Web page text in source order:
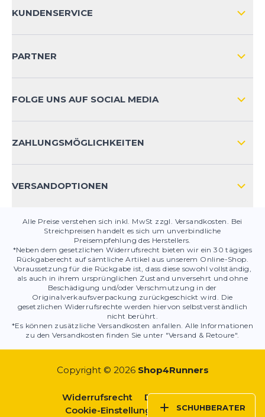
KUNDENSERVICE
KONTAKT
PRODUKTSICHERHEIT
PARTNER
FOLGE UNS AUF SOCIAL MEDIA
ZAHLUNGSMÖGLICHKEITEN
VERSANDOPTIONEN
Alle Preise verstehen sich inkl. MwSt zzgl. Versandkosten. Bei
Streichpreisen handelt es sich um unverbindliche
Preisempfehlung des Herstellers.
*Neben dem gesetzlichen Widerrufsrecht bieten wir ein 30 tägiges
Rückgaberecht auf sämtliche Artikel aus unserem Online-Shop.
Voraussetzung für die Rückgabe ist, dass diese sowohl vollständig,
als auch in ihrem ursprünglichen Zustand unversehrt und ohne
Beschädigung und/oder Verschmutzung in der
Originalverkaufsverpackung zurückgeschickt wird. Die
gesetzlichen Widerrufsrechte werden hiervon selbstverständlich
nicht berührt.
*Es können zusätzliche Versandkosten anfallen. Alle Informationen
zu den Versandkosten finden Sie unter "Versand & Retoure".
Copyright © 2026 Shop4Runners
Widerrufsrecht
Datenschutz
Cookie-Einstellungen
AGBs
SCHUHBERATER